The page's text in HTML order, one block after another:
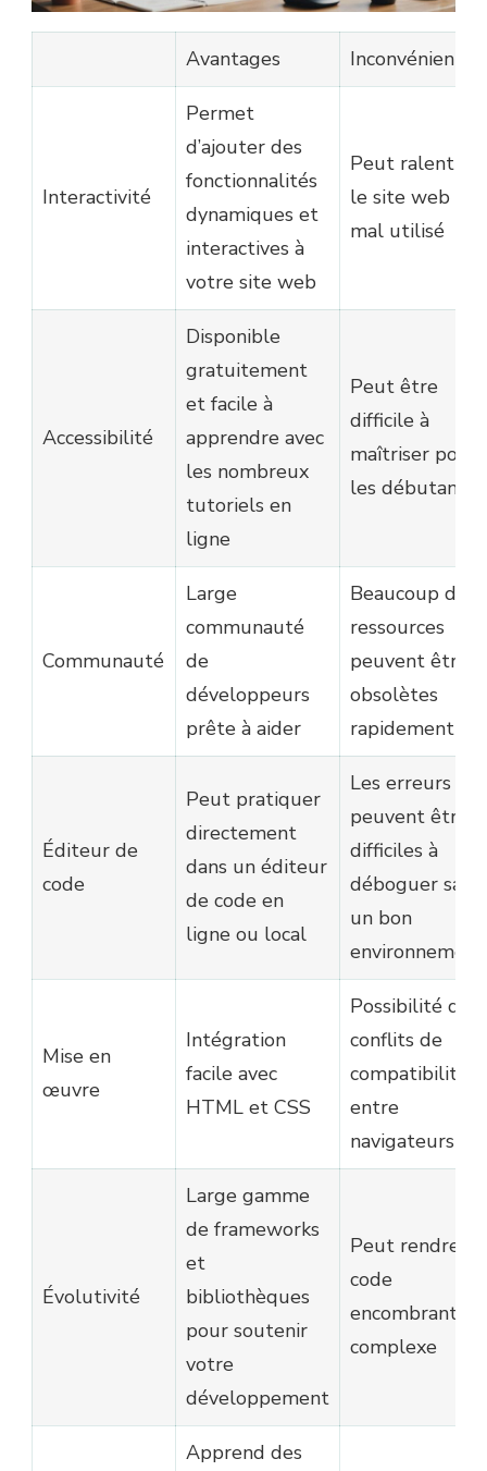
Avantages Inconvénients
Interactivité
Permet
d’ajouter des
fonctionnalités
dynamiques et
interactives à
votre site web
Peut ralentir
le site web si
mal utilisé
Accessibilité
Disponible
gratuitement
et facile à
apprendre avec
les nombreux
tutoriels en
ligne
Peut être
difficile à
maîtriser pour
les débutants
Communauté
Large
communauté
de
développeurs
prête à aider
Beaucoup de
ressources
peuvent être
obsolètes
rapidement
Éditeur de
code
Peut pratiquer
directement
dans un éditeur
de code en
ligne ou local
Les erreurs
peuvent être
difficiles à
déboguer sans
un bon
environnement
Mise en
œuvre
Intégration
facile avec
HTML et CSS
Possibilité de
conflits de
compatibilité
entre
navigateurs
Évolutivité
Large gamme
de frameworks
et
bibliothèques
pour soutenir
votre
développement
Peut rendre le
code
encombrant et
complexe
Apprend des